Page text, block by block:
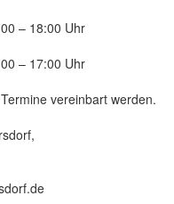
– 18:00 Uhr
– 17:00 Uhr
vereinbart werden.